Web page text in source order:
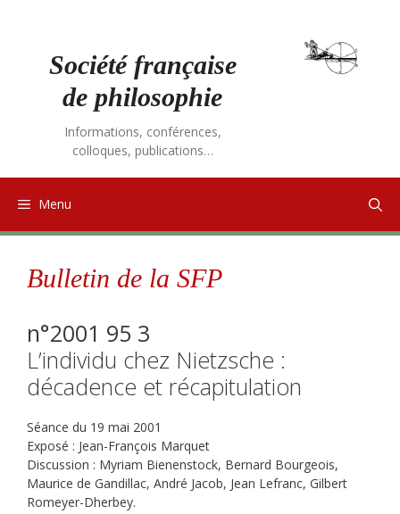
Société française
de philosophie
Informations, conférences,
colloques, publications…
Menu
Bulletin de la SFP
n°2001 95 3
L’individu chez Nietzsche :
décadence et récapitulation
Séance du 19 mai 2001
Exposé : Jean-François Marquet
Discussion : Myriam Bienenstock, Bernard Bourgeois,
Maurice de Gandillac, André Jacob, Jean Lefranc, Gilbert
Romeyer-Dherbey.